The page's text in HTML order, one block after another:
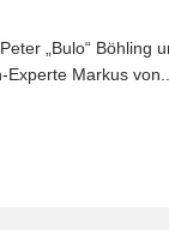
„Bulo“ Böhling
Experte Markus von